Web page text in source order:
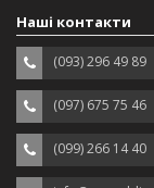
Наші контакти
(093) 296 49 89
(097) 675 75 46
(099) 266 14 40